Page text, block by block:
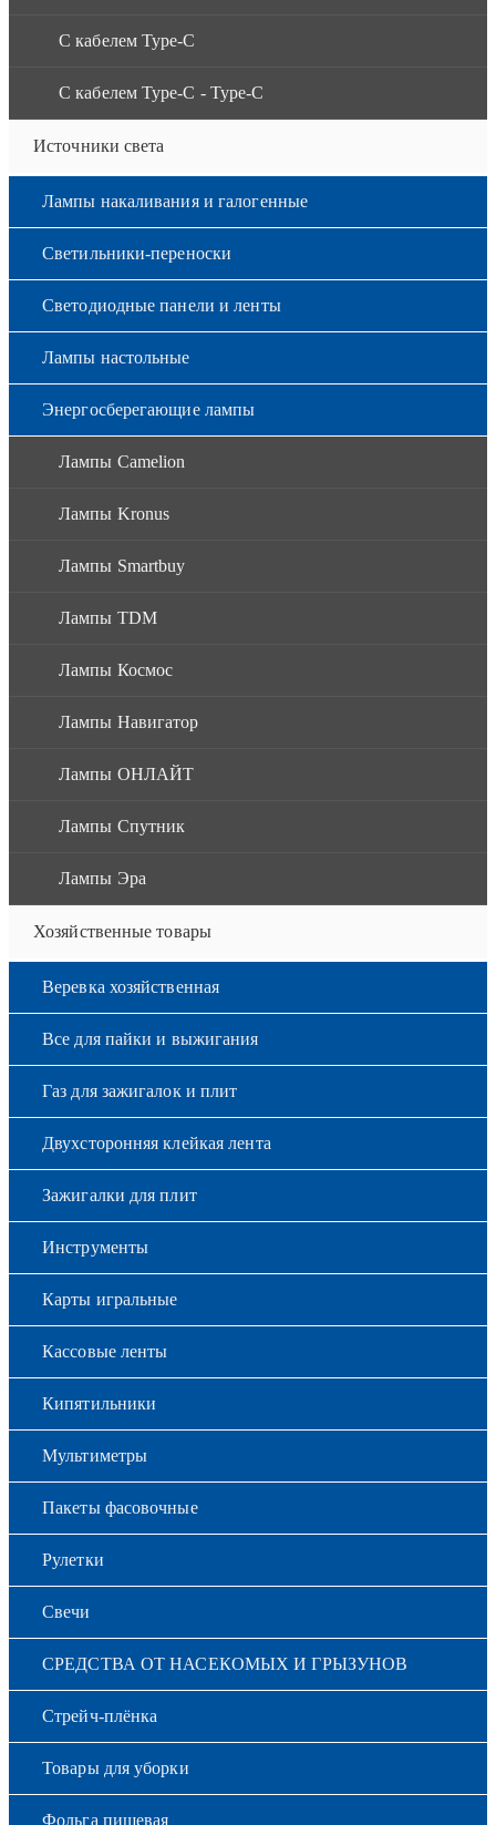
С кабелем Type-C
С кабелем Type-C - Type-C
Источники света
Лампы накаливания и галогенные
Светильники-переноски
Светодиодные панели и ленты
Лампы настольные
Энергосберегающие лампы
Лампы Camelion
Лампы Kronus
Лампы Smartbuy
Лампы TDM
Лампы Космос
Лампы Навигатор
Лампы ОНЛАЙТ
Лампы Спутник
Лампы Эра
Хозяйственные товары
Веревка хозяйственная
Все для пайки и выжигания
Газ для зажигалок и плит
Двухсторонняя клейкая лента
Зажигалки для плит
Инструменты
Карты игральные
Кассовые ленты
Кипятильники
Мультиметры
Пакеты фасовочные
Рулетки
Свечи
СРЕДСТВА ОТ НАСЕКОМЫХ И ГРЫЗУНОВ
Стрейч-плёнка
Товары для уборки
Фольга пищевая